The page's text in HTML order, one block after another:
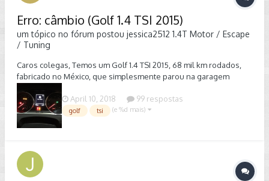
Erro: câmbio (Golf 1.4 TSI 2015)
um tópico no fórum postou jessica2512 1.4T Motor / Escape
/ Tuning
Caros colegas, Temos um Golf 1.4 TSI 2015, 68 mil km rodados,
fabricado no México, que simplesmente parou na garagem
manhã e no período da tarde já apresentava "Erro: câmbio" no
painel. Após o estresse inicial da dúvida de qual oficina
levarmos o carro, para garantirmos qualidade do serviço
problema. Eis que o mecânico encaminha a mensagem:
"Infelizmente deu problema na central eletrônica do câmbio. Ela
April 10, 2018 99 respostas
golf tsi (e %d mais)